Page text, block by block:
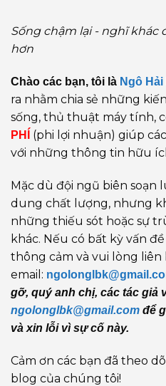
Sống chậm lại - nghĩ khác
hơn
Chào các bạn, tôi là Ngô
ra nhằm chia sẻ những
sống, thủ thuật máy tính,
PHÍ
(phi lợi nhuận) giúp
với những thông tin hữu
Mặc dù đội ngũ biên soạn
dung chất lượng, nhưng
những thiếu sót hoặc sự
khác. Nếu có bất kỳ vấn
thông cảm và vui lòng
email:
gỡ, quý anh chị, các tác giả
ngolonglbk@gmail.com để
và xin lỗi vì sự cố này.
Cảm ơn các bạn đã theo
blog của chúng tôi!